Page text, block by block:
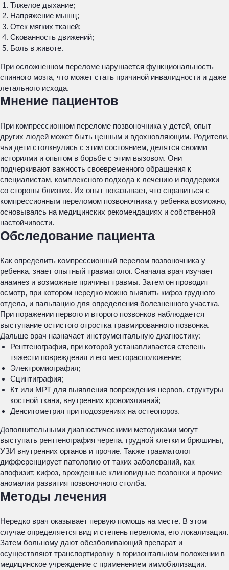
Тяжелое дыхание;
Напряжение мышц;
Отек мягких тканей;
Скованность движений;
Боль в животе.
При осложненном переломе нарушается функциональность
спинного мозга, что может стать причиной инвалидности и даже
летального исхода.
Мнение пациентов
При компрессионном переломе позвоночника у детей, опыт
других людей может быть ценным и вдохновляющим. Родители,
чьи дети столкнулись с этим состоянием, делятся своими
историями и опытом в борьбе с этим вызовом. Они
подчеркивают важность своевременного обращения к
специалистам, комплексного подхода к лечению и поддержки
со стороны близких. Их опыт показывает, что справиться с
компрессионным переломом позвоночника у ребенка возможно,
основываясь на медицинских рекомендациях и собственной
настойчивости.
Обследование пациента
Как определить компрессионный перелом позвоночника у
ребенка, знает опытный травматолог. Сначала врач изучает
анамнез и возможные причины травмы. Затем он проводит
осмотр, при котором нередко можно выявить кифоз грудного
отдела, и пальпацию для определения болезненного участка.
При поражении первого и второго позвонков наблюдается
выступание остистого отростка травмированного позвонка.
Дальше врач назначает инструментальную диагностику:
Рентгенография, при которой устанавливается степень
тяжести повреждения и его месторасположение;
Электромиография;
Сцинтиграфия;
Кт или МРТ для выявления повреждения нервов, структуры
костной ткани, внутренних кровоизлияний;
Денситометрия при подозрениях на остеопороз.
Дополнительными диагностическими методиками могут
выступать рентгенография черепа, грудной клетки и брюшины,
УЗИ внутренних органов и прочие. Также травматолог
дифференцирует патологию от таких заболеваний, как
апофизит, кифоз, врожденные клиновидные позвонки и прочие
аномалии развития позвоночного столба.
Методы лечения
Нередко врач оказывает первую помощь на месте. В этом
случае определяется вид и степень перелома, его локализация.
Затем больному дают обезболивающий препарат и
осуществляют транспортировку в горизонтальном положении в
медицинское учреждение с применением иммобилизации.